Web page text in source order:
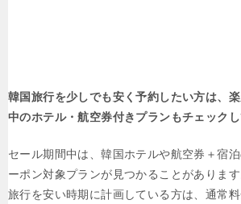
韓国旅行を少しでも安く予約したい方は、
中のホテル・航空券付きプランもチェックし
セール期間中は、韓国ホテルや航空券＋宿
ーポン対象プランが見つかることがありま
旅行を安い時期に計画している方は、通常